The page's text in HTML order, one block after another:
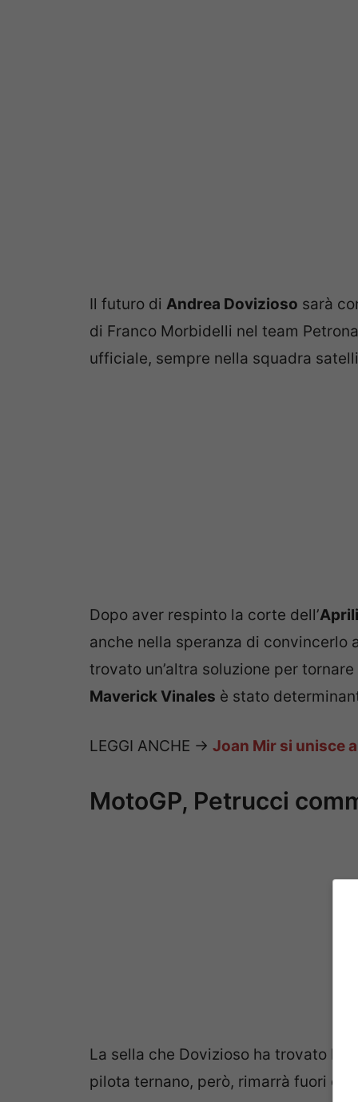
Il futuro di Andrea Dovizioso sarà
di Franco Morbidelli nel team
ufficiale, sempre nella squadra
Dopo aver respinto la corte dell’
anche nella speranza di convincerlo
trovato un’altra soluzione per
Maverick Vinales è stato
LEGGI ANCHE -> Joan Mir si unisce
MotoGP, Petrucci
La sella che Dovizioso ha trovato
pilota ternano, però, rimarrà fuori